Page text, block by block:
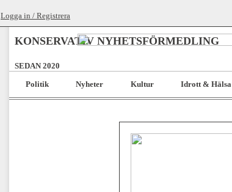
Logga in / Registrera
KONSERVATIV NYHETSFÖRMEDLING
SEDAN 2020
Politik
Nyheter Kultur Idrott & Hälsa